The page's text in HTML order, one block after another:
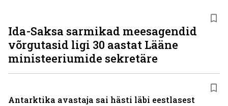
Ida-Saksa sarmikad meesagendid
võrgutasid ligi 30 aastat Lääne
ministeeriumide sekretäre
Antarktika avastaja sai hästi läbi eestlasest